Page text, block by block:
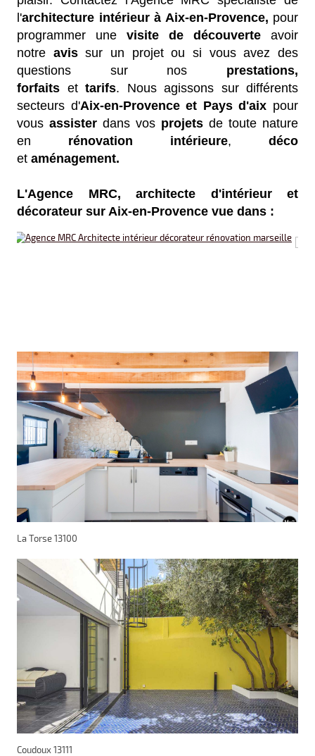
l'architecture intérieur à Aix-en-Provence, pour
programmer une visite de découverte ​avoir
notre avissur un projet ou si vous avez des
questions sur nos prestations,
forfaits et tarifs. Nous agissons sur différents
secteurs d'Aix-en-Provence et Pays d'aix pour
vous assister dans vos projets de toute nature
en
rénovation intérieure,
déco
et aménagement.
L'Agence MRC, architecte d'intérieur et
décorateur sur Aix-en-Provence vue dans :
La Torse 13100
Coudoux 13111